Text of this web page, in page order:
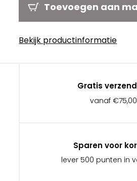
Toevoegen aan
Bekijk productinformatie
Gratis
vanaf €75,00
Sparen voor
lever 500 punten in